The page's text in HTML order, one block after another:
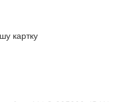
картку